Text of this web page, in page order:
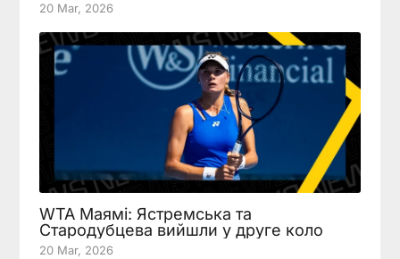
20 Mar, 2026
WTA Маямі: Ястремська та
Стародубцева вийшли у друге коло
20 Mar, 2026